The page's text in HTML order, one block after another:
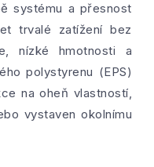
systému a přesnost
trvalé zatížení bez
nízké hmotnosti a
polystyrenu (EPS)
na oheň vlastností,
vystaven okolnímu